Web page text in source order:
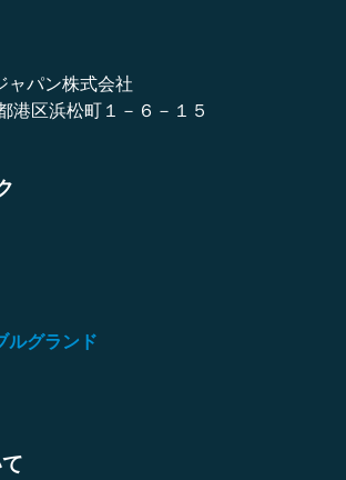
ャパン株式会社
区浜松町１－６－１５
ルグランド